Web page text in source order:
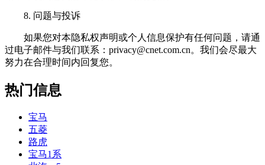
8. 问题与投诉
如果您对本隐私权声明或个人信息保护有任何问题，请通
过电子邮件与我们联系： privacy@cnet.com.cn。我们会尽最大
努力在合理时间内回复您。
热门信息
宝马
五菱
路虎
宝马1系